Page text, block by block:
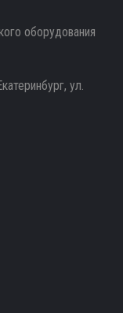
оборудования
ул.